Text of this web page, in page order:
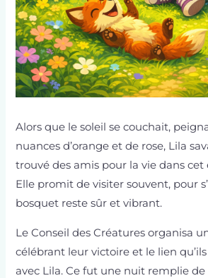
Alors que le soleil se couchait,
nuances d’orange et de rose, Lila
trouvé des amis pour la vie dans
Elle promit de visiter souvent, pour
bosquet reste sûr et vibrant.
Le Conseil des Créatures organisa
célébrant leur victoire et le lien
avec Lila. Ce fut une nuit remplie